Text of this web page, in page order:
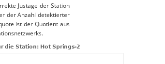
Justage der Station
der Anzahl detektierter
ist der Quotient aus